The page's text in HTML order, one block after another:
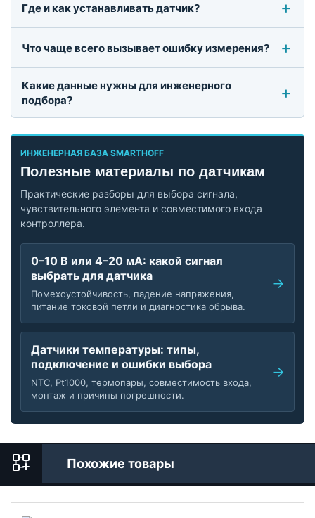
Где и как устанавливать датчик?
Что чаще всего вызывает ошибку измерения?
Какие данные нужны для инженерного
подбора?
ИНЖЕНЕРНАЯ БАЗА SMARTHOFF
Полезные материалы по датчикам
Практические разборы для выбора сигнала,
чувствительного элемента и совместимого входа
контроллера.
0–10 В или 4–20 мА: какой сигнал
выбрать для датчика
Помехоустойчивость, падение напряжения,
питание токовой петли и диагностика обрыва.
Датчики температуры: типы,
подключение и ошибки выбора
NTC, Pt1000, термопары, совместимость входа,
монтаж и причины погрешности.
Похожие товары